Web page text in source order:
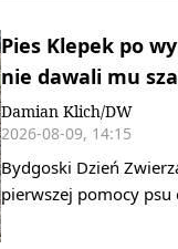
Pies Klepek po
nie dawali mu
Damian Klich/DW
2026-08-09, 14:15
Bydgoski Dzień
pierwszej pomocy psu